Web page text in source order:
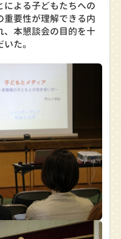
による子どもたちへの
要性が理解できる内
、本懇談会の目的を十
た。